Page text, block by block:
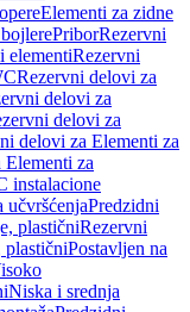
Elementi za zidne
PriborRezervni
elementiRezervni
Rezervni delovi za
delovi za
delovi za
delovi za Elementi za
za
instalacione
učvršćenjaPredzidni
plastičniRezervni
Postavljen na
Niska i srednja